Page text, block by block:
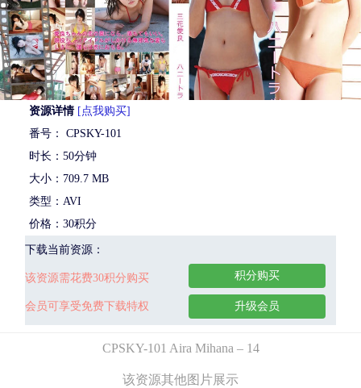
资源详情 [点我购买]
番号： CPSKY-101
时长：50分钟
大小：709.7 MB
类型：AVI
价格：30积分
下载当前资源：
该资源需花费30积分购买
会员可享受免费下载特权
积分购买
升级会员
CPSKY-101 Aira Mihana – 14
该资源其他图片展示